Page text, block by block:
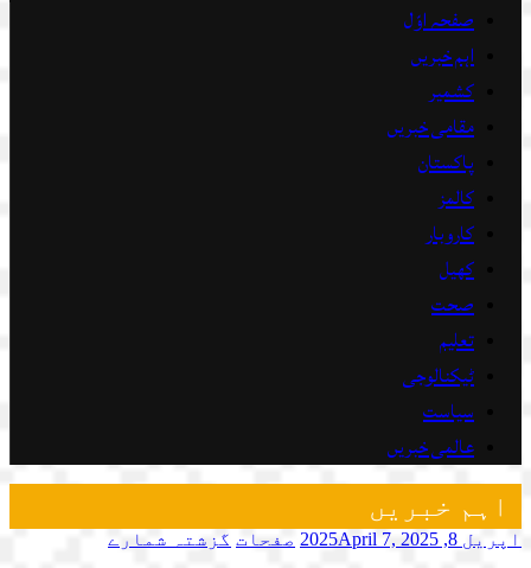
صفحہ اوّل
اہم خبریں
کشمیر
مقامی خبریں
پاکستان
کالمز
کاروبار
کھیل
صحت
تعلیم
ٹیکنالوجی
سیاست
عالمی خبریں
اہم خبریں
اپریل 8, 2025 April 7, 2025 صفحات گزشتہ شمارے